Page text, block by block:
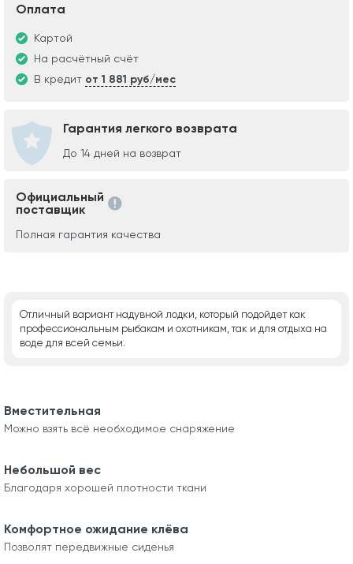
Оплата
Картой
На расчётный счёт
В кредит от 1 881 руб/мес
Гарантия легкого возврата
До 14 дней на возврат
Официальный
поставщик
Полная гарантия качества
Отличный вариант надувной лодки, который подойдет как
профессиональным рыбакам и охотникам, так и для отдыха на
воде для всей семьи.
Вместительная
Можно взять всё необходимое снаряжение
Небольшой вес
Благодаря хорошей плотности ткани
Комфортное ожидание клёва
Позволят передвижные сиденья